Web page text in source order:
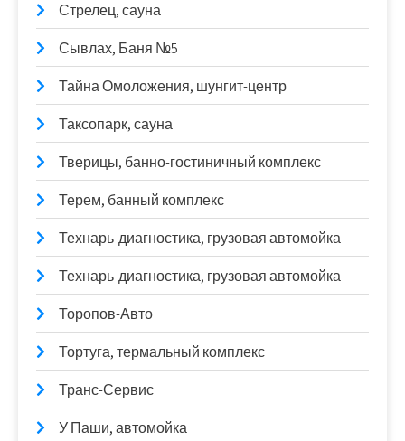
Стрелец, сауна
Сывлах, Баня №5
Тайна Омоложения, шунгит-центр
Таксопарк, сауна
Тверицы, банно-гостиничный комплекс
Терем, банный комплекс
Технарь-диагностика, грузовая автомойка
Технарь-диагностика, грузовая автомойка
Торопов-Авто
Тортуга, термальный комплекс
Транс-Сервис
У Паши, автомойка